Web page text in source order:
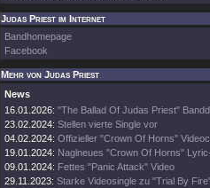
Judas Priest im Internet
Bandhomepage
Facebook
Mehr von Judas Priest
News
16.01.2026: "The Ballad Of Judas Priest"
23.02.2024: Stellen vierte Single vor
04.02.2024: Offizieller "Crown Of Horns"
19.01.2024: Naglneues "Crown Of Horns"
09.01.2024: Fettes "Panic Attack" Video
29.11.2023: Starke Videosingle zu "Trial By